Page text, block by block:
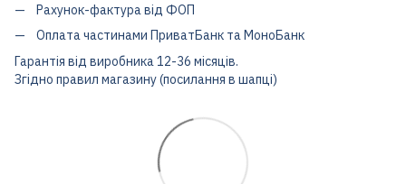
Рахунок-фактура від ФОП
Оплата частинами ПриватБанк та МоноБанк
Гарантія від виробника 12-36 місяців.
Згідно правил магазину (посилання в шапці)